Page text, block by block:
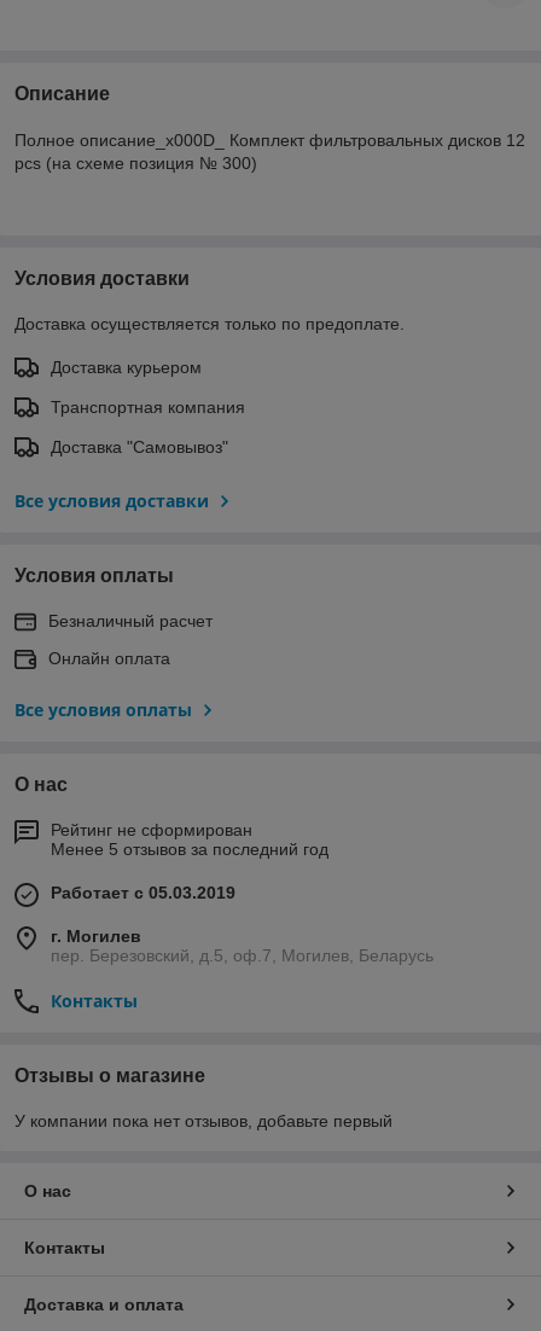
Описание
Полное описание_x000D_ Комплект фильтровальных дисков 12
pcs (на схеме позиция № 300)
Условия доставки
Доставка осуществляется только по предоплате.
Доставка курьером
Транспортная компания
Доставка "Самовывоз"
Все условия доставки
Условия оплаты
Безналичный расчет
Онлайн оплата
Все условия оплаты
О нас
Рейтинг не сформирован
Менее 5 отзывов за последний год
Работает с 05.03.2019
г. Могилев
пер. Березовский, д.5, оф.7, Могилев, Беларусь
Контакты
Отзывы о магазине
У компании пока нет отзывов, добавьте первый
О нас
Контакты
Доставка и оплата